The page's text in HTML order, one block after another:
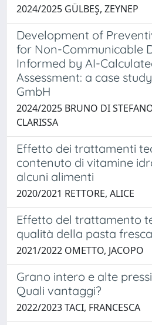
2024/2025 GÜLBEŞ, ZEYNEP
Development of
for Non-Communicable
Informed by AI-
Assessment: a case
GmbH
2024/2025 BRUNO DI
CLARISSA
Effetto dei trattamenti
contenuto di vitamine
alcuni alimenti
2020/2021 RETTORE, ALICE
Effetto del trattamento
qualità della pasta fresca
2021/2022 OMETTO, JACOPO
Grano intero e alte
Quali vantaggi?
2022/2023 TACI, FRANCESCA